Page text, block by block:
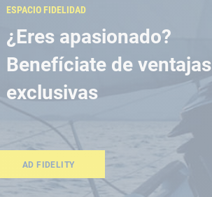
ESPACIO FIDELIDAD
¿Eres apasionado?
Benefíciate de ventajas
exclusivas
AD FIDELITY